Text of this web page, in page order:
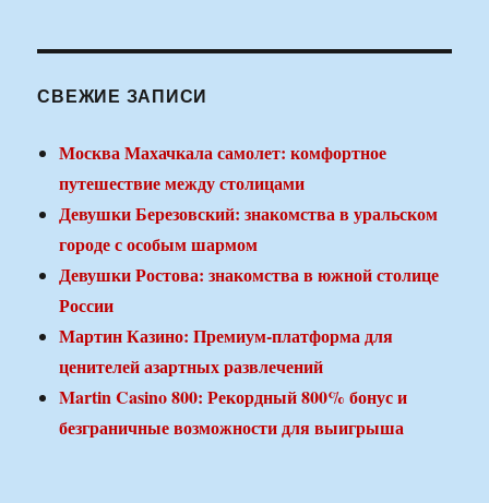
СВЕЖИЕ ЗАПИСИ
Москва Махачкала самолет: комфортное
путешествие между столицами
Девушки Березовский: знакомства в уральском
городе с особым шармом
Девушки Ростова: знакомства в южной столице
России
Мартин Казино: Премиум-платформа для
ценителей азартных развлечений
Martin Casino 800: Рекордный 800% бонус и
безграничные возможности для выигрыша